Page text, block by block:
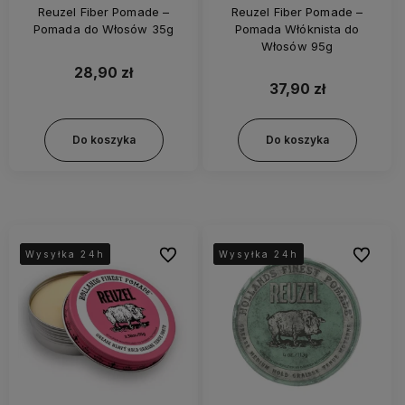
Reuzel Fiber Pomade –
Pomada do Włosów 35g
28,90 zł
Do koszyka
Reuzel Fiber Pomade –
Pomada Włóknista do
Włosów 95g
37,90 zł
Do koszyka
Wysyłka 24h
Wysyłka 24h
Wysyłka 24h Do ulubionychWysyłka 24h
Wysyłka 24h
Wysyłka 24h Do